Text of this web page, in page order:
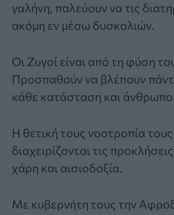
γαλήνη, παλεύουν να τις
ακόμη εν μέσω δυσκολιών.
Οι Ζυγοί είναι από τη φύση
Προσπαθούν να βλέπουν
κάθε κατάσταση και
Η θετική τους νοοτροπία
διαχειρίζονται τις
χάρη και αισιοδοξία.
Με κυβερνήτη τους την